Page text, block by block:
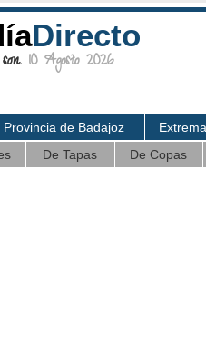
Directo
10 Agosto 2026
Provincia de Badajoz
De Tapas De Copas